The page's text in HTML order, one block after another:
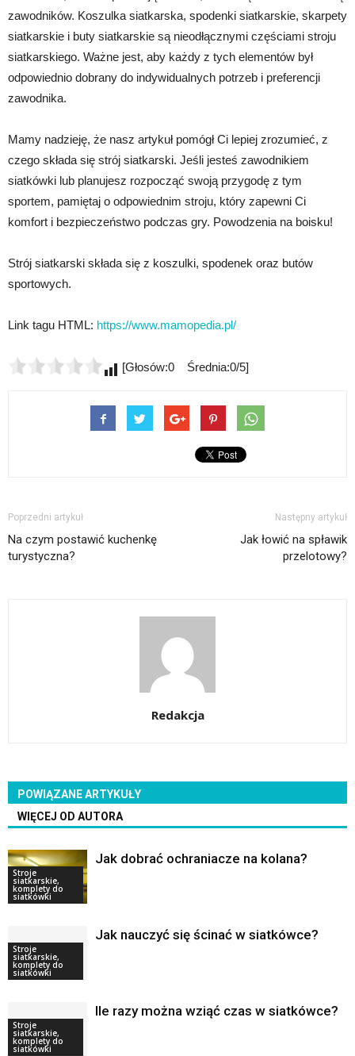
zawodników. Koszulka siatkarska, spodenki siatkarskie, skarpety
siatkarskie i buty siatkarskie są nieodłącznymi częściami stroju
siatkarskiego. Ważne jest, aby każdy z tych elementów był
odpowiednio dobrany do indywidualnych potrzeb i preferencji
zawodnika.
Mamy nadzieję, że nasz artykuł pomógł Ci lepiej zrozumieć, z
czego składa się strój siatkarski. Jeśli jesteś zawodnikiem
siatkówki lub planujesz rozpocząć swoją przygodę z tym
sportem, pamiętaj o odpowiednim stroju, który zapewni Ci
komfort i bezpieczeństwo podczas gry. Powodzenia na boisku!
Strój siatkarski składa się z koszulki, spodenek oraz butów
sportowych.
Link tagu HTML: https://www.mamopedia.pl/
[Głosów:0 Średnia:0/5]
Poprzedni artykuł
Na czym postawić kuchenkę
turystyczna?
Następny artykuł
Jak łowić na spławik
przelotowy?
Redakcja
POWIĄZANE ARTYKUŁY
WIĘCEJ OD AUTORA
Stroje
siatkarskie,
komplety do
siatkówki
Jak dobrać ochraniacze na kolana?
Stroje
siatkarskie,
komplety do
siatkówki
Jak nauczyć się ścinać w siatkówce?
Stroje
siatkarskie,
komplety do
siatkówki
Ile razy można wziąć czas w siatkówce?